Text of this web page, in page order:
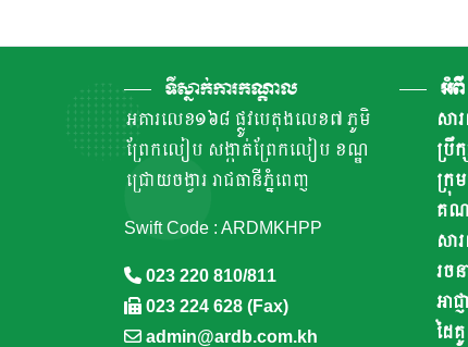
ទីស្នាក់ការកណ្តាល
អគារលេខ១៦៨ ផ្លូវបេតុងលេខ៧ ភូមិ
ព្រែកលៀប សង្កាត់ព្រែកលៀប ខណ្ឌ
ជ្រោយចង្វារ រាជធានីភ្នំពេញ
Swift Code : ARDMKHPP
023 220 810/811
023 224 628 (Fax)
admin@ardb.com.kh
អំពី
សា
ប្រឹ
ក្រុ
គណ
សា
រចន
អាជ្
ដៃ